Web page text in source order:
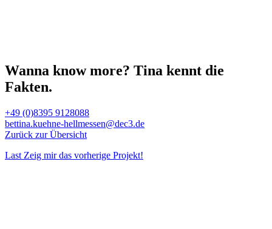
Wanna know more? Tina kennt die
Fakten.
+49 (0)8395 9128088
bettina.kuehne-hellmessen@dec3.de
Zurück zur Übersicht
Last Zeig mir das vorherige Projekt!